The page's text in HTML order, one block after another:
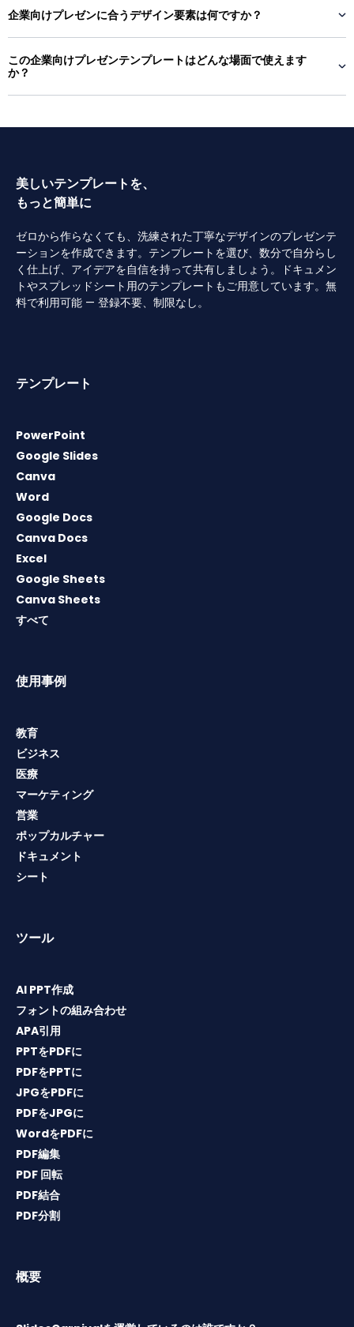
企業向けプレゼンに合うデザイン要素は何ですか？
この企業向けプレゼンテンプレートはどんな場面で使えます
か？
美しいテンプレートを、
もっと簡単に
ゼロから作らなくても、洗練された丁寧なデザインのプレゼンテ
ーションを作成できます。テンプレートを選び、数分で自分らし
く仕上げ、アイデアを自信を持って共有しましょう。ドキュメン
トやスプレッドシート用のテンプレートもご用意しています。無
料で利用可能 — 登録不要、制限なし。
テンプレート
PowerPoint
Google Slides
Canva
Word
Google Docs
Canva Docs
Excel
Google Sheets
Canva Sheets
すべて
使用事例
教育
ビジネス
医療
マーケティング
営業
ポップカルチャー
ドキュメント
シート
ツール
AI PPT作成
フォントの組み合わせ
APA引用
PPTをPDFに
PDFをPPTに
JPGをPDFに
PDFをJPGに
WordをPDFに
PDF編集
PDF 回転
PDF結合
PDF分割
概要